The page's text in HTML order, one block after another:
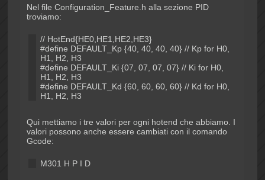
Nel file Configuration_Feature.h alla sezione PID
troviamo:
// HotEnd{HE0,HE1,HE2,HE3}
#define DEFAULT_Kp {40, 40, 40, 40} // Kp for H0,
H1, H2, H3
#define DEFAULT_Ki {07, 07, 07, 07} // Ki for H0,
H1, H2, H3
#define DEFAULT_Kd {60, 60, 60, 60} // Kd for H0,
H1, H2, H3
Qui mettiamo i tre valori per ogni hotend che abbiamo. I
valori possono anche essere cambiati con il comando
Gcode:
M301 H P I D